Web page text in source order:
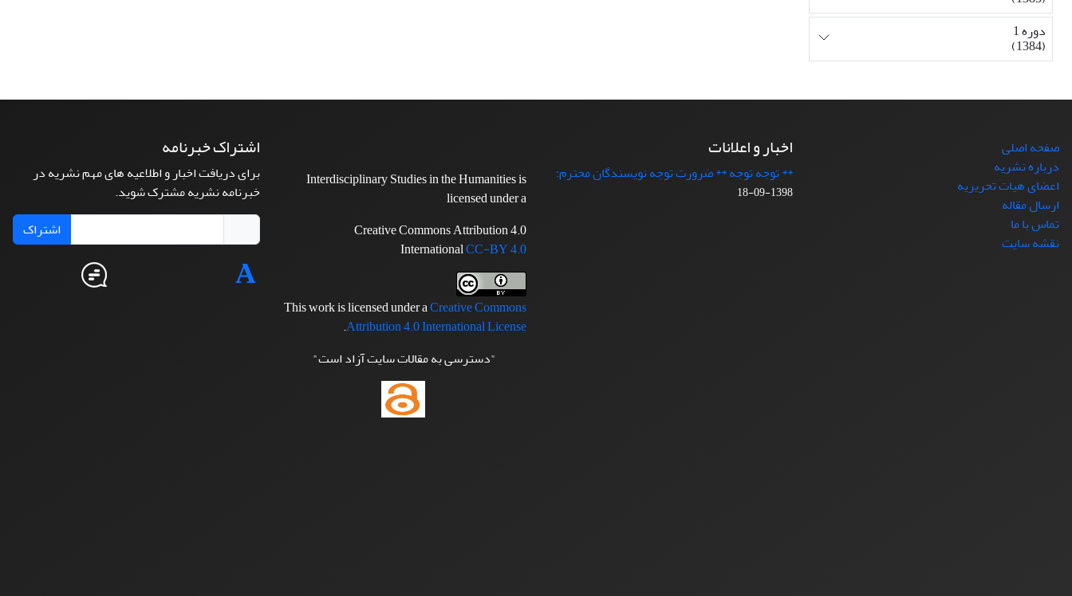
دوره 1
(1384)
صفحه اصلی
درباره نشریه
اعضای هیات تحریریه
ارسال مقاله
تماس با ما
نقشه سایت
اخبار و اعلانات
** توجه توجه ** ضرورت توجه نویسندگان محترم:
1398-09-18
Interdisciplinary Studies in the Humanities is
licensed under a
Creative Commons Attribution 4.0
InternationalCC-BY 4.0
This work is licensed under aCreative Commons
Attribution 4.0 International License
.
"دسترسی به مقالات سایت آزاد است"
اشتراک خبرنامه
برای دریافت اخبار و اطلاعیه های مهم نشریه در
خبرنامه نشریه مشترک شوید.
اشتراک